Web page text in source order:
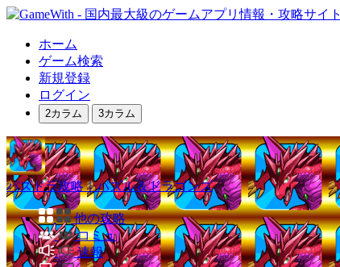
ホーム
ゲーム検索
新規登録
ログイン
2カラム 3カラム
パズドラ攻略｜パズル＆ドラゴンズ
他の攻略
コミュ
速報